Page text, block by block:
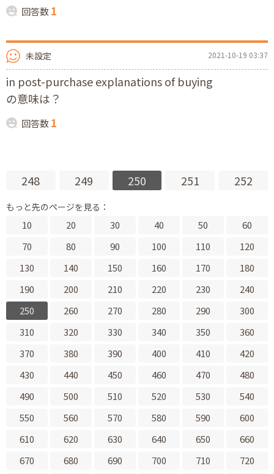
回答数1
未設定 2021-10-19 03:37
in post-purchase explanations of buying
の意味は？
回答数1
248 249 250 251 252
もっと先のページを見る：
10 20 30 40 50
60
70
80 90 100 110
120
130
140 150 160 170
180
190
200 210 220 230
240
250
260 270 280 290
300
310
320 330 340 350
360
370
380 390 400 410
420
430
440 450 460 470
480
490
500 510 520 530
540
550
560 570 580 590
600
610
620 630 640 650
660
670
680 690 700 710
720